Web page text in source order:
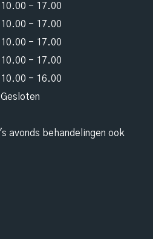
10.00 - 17.00
10.00 - 17.00
10.00 - 17.00
10.00 - 17.00
10.00 - 16.00
Gesloten
avonds behandelingen ook